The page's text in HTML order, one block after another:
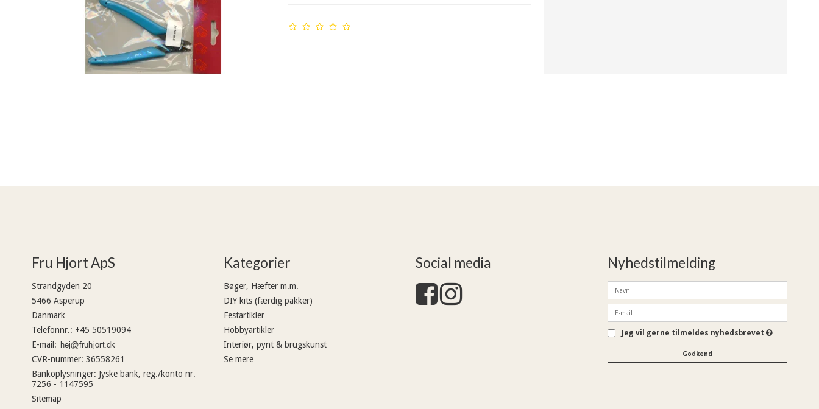
Fru Hjort ApS
Strandgyden 20
5466 Asperup
Danmark
Telefonnr.: +45 50519094
E-mail :
CVR-nummer: 36558261
Bankoplysninger: Jyske bank, reg./konto nr.
7256 - 1147595
Sitemap
Kategorier
Bøger, Hæfter m.m.
DIY kits (færdig pakker)
Festartikler
Hobbyartikler
Interiør, pynt & brugskunst
Se mere
Social media Nyhedstilmelding
Jeg vil gerne tilmeldes nyhedsbrevet
Godkend